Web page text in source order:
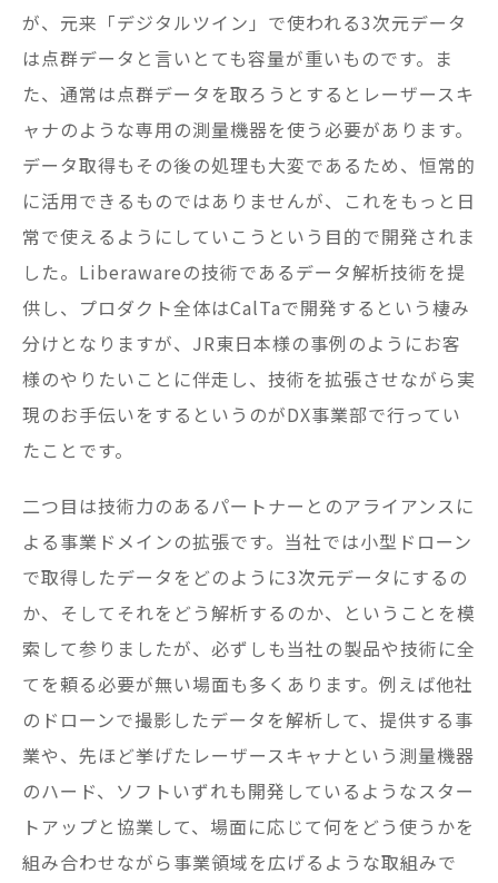
が、元来「デジタルツイン」で使われる3次元データ
は点群データと言いとても容量が重いものです。ま
た、通常は点群データを取ろうとするとレーザースキ
ャナのような専用の測量機器を使う必要があります。
データ取得もその後の処理も大変であるため、恒常的
に活用できるものではありませんが、これをもっと日
常で使えるようにしていこうという目的で開発されま
した。Liberawareの技術であるデータ解析技術を提
供し、プロダクト全体はCalTaで開発するという棲み
分けとなりますが、JR東日本様の事例のようにお客
様のやりたいことに伴走し、技術を拡張させながら実
現のお手伝いをするというのがDX事業部で行ってい
たことです。
二つ目は技術力のあるパートナーとのアライアンスに
よる事業ドメインの拡張です。当社では小型ドローン
で取得したデータをどのように3次元データにするの
か、そしてそれをどう解析するのか、ということを模
索して参りましたが、必ずしも当社の製品や技術に全
てを頼る必要が無い場面も多くあります。例えば他社
のドローンで撮影したデータを解析して、提供する事
業や、先ほど挙げたレーザースキャナという測量機器
のハード、ソフトいずれも開発しているようなスター
トアップと協業して、場面に応じて何をどう使うかを
組み合わせながら事業領域を広げるような取組みで